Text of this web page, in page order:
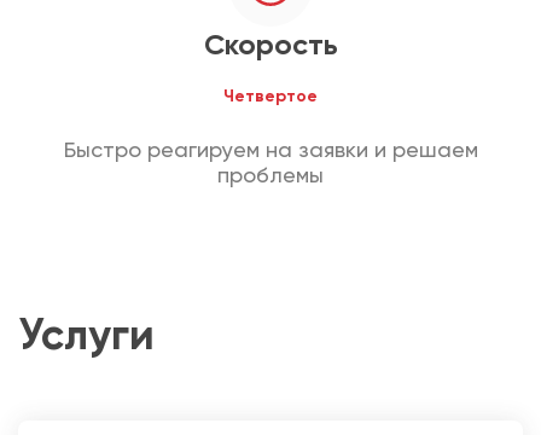
Скорость
Четвертое
Быстро реагируем на заявки и решаем
проблемы
Услуги